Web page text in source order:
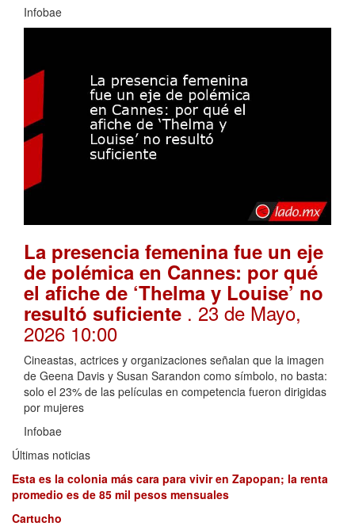
Infobae
La presencia femenina fue un eje
de polémica en Cannes: por qué
el afiche de ‘Thelma y Louise’ no
resultó suficiente . 23 de Mayo,
2026 10:00
Cineastas, actrices y organizaciones señalan que la imagen
de Geena Davis y Susan Sarandon como símbolo, no basta:
solo el 23% de las películas en competencia fueron dirigidas
por mujeres
Infobae
Últimas noticias
Esta es la colonia más cara para vivir en Zapopan; la renta
promedio es de 85 mil pesos mensuales
Cartucho